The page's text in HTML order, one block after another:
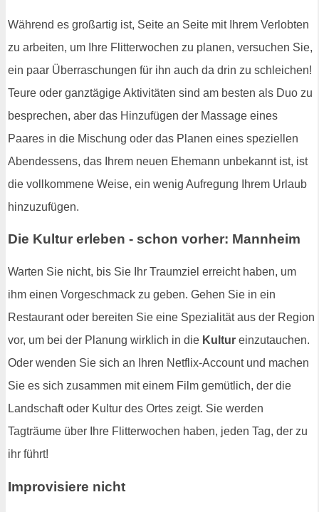
Während es großartig ist, Seite an Seite mit Ihrem Verlobten
zu arbeiten, um Ihre Flitterwochen zu planen, versuchen Sie,
ein paar Überraschungen für ihn auch da drin zu schleichen!
Teure oder ganztägige Aktivitäten sind am besten als Duo zu
besprechen, aber das Hinzufügen der Massage eines
Paares in die Mischung oder das Planen eines speziellen
Abendessens, das Ihrem neuen Ehemann unbekannt ist, ist
die vollkommene Weise, ein wenig Aufregung Ihrem Urlaub
hinzuzufügen.
Die Kultur erleben - schon vorher: Mannheim
Warten Sie nicht, bis Sie Ihr Traumziel erreicht haben, um
ihm einen Vorgeschmack zu geben. Gehen Sie in ein
Restaurant oder bereiten Sie eine Spezialität aus der Region
vor, um bei der Planung wirklich in die Kultur einzutauchen.
Oder wenden Sie sich an Ihren Netflix-Account und machen
Sie es sich zusammen mit einem Film gemütlich, der die
Landschaft oder Kultur des Ortes zeigt. Sie werden
Tagträume über Ihre Flitterwochen haben, jeden Tag, der zu
ihr führt!
Improvisiere nicht